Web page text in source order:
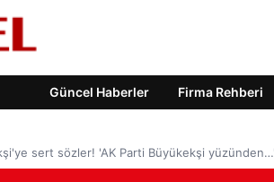
Güncel Haberler Firma Rehberi
sert sözler! 'AK Parti Büyükekşi